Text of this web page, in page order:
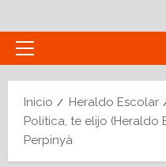
al
contenido
Menú
Inicio
Heraldo Escolar
Política, te elijo (Heraldo
Perpinyà